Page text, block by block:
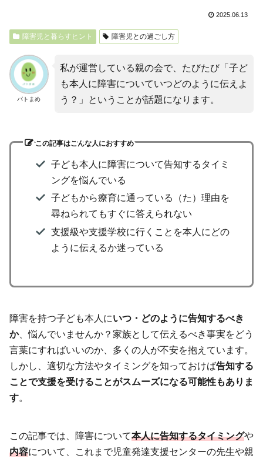
2025.06.13
障害児と暮らすヒント 障害児との過ごし方
パトまめ
私が運営している親の会で、たびたび「子ど
も本人に障害についていつどのように伝えよ
う？」ということが話題になります。
この記事はこんな人におすすめ
子ども本人に障害について告知するタイミ
ングを悩んでいる
子どもから療育に通っている（た）理由を
尋ねられてもすぐに答えられない
支援級や支援学校に行くことを本人にどの
ように伝えるか迷っている
障害を持つ子ども本人にいつ・どのように告知するべき
か、悩んでいませんか？家族として伝えるべき事実をどう
言葉にすればいいのか、多くの人が不安を抱えています。
しかし、適切な方法やタイミングを知っておけば告知する
ことで支援を受けることがスムーズになる可能性もありま
す。
この記事では、障害について本人に告知するタイミングや
内容について、これまで児童発達支援センターの先生や親